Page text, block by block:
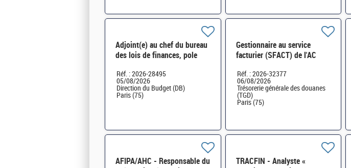
Adjoint(e) au chef du bureau
des lois de finances, pole
H/F
Réf. : 2026-28495
05/08/2026
Direction du Budget (DB)
Paris (75)
Gestionnaire au service
facturier (SFACT) de l'AC
Réf. : 2026-32377
06/08/2026
Trésorerie générale des douanes
(TGD)
Paris (75)
AFIPA/AHC - Responsable du
TRACFIN - Analyste «